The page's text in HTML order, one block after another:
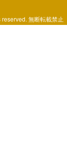
無断転載禁止